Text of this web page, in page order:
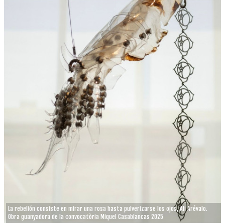
La rebelión consiste en mirar una rosa hasta pulverizarse los ojos, Ali Arévalo.
Obra guanyadora de la convocatòria Miquel Casablancas 2025